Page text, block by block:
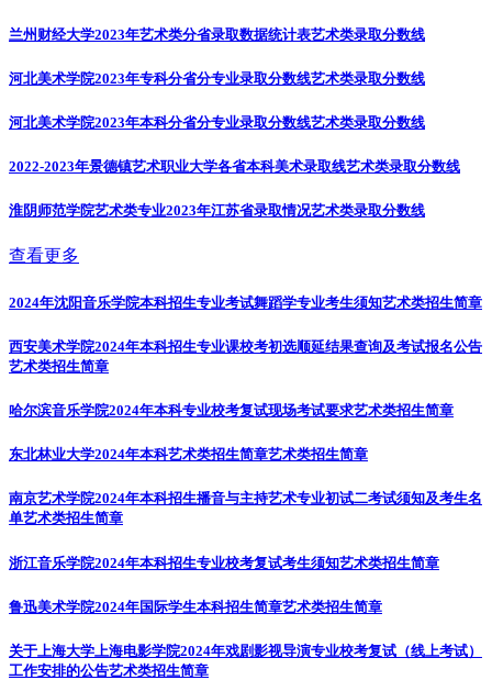
兰州财经大学2023年艺术类分省录取数据统计表艺术类录取分数线
河北美术学院2023年专科分省分专业录取分数线艺术类录取分数线
河北美术学院2023年本科分省分专业录取分数线艺术类录取分数线
2022-2023年景德镇艺术职业大学各省本科美术录取线艺术类录取分数线
淮阴师范学院艺术类专业2023年江苏省录取情况艺术类录取分数线
查看更多
2024年沈阳音乐学院本科招生专业考试舞蹈学专业考生须知艺术类招生简章
西安美术学院2024年本科招生专业课校考初选顺延结果查询及考试报名公告
艺术类招生简章
哈尔滨音乐学院2024年本科专业校考复试现场考试要求艺术类招生简章
东北林业大学2024年本科艺术类招生简章艺术类招生简章
南京艺术学院2024年本科招生播音与主持艺术专业初试二考试须知及考生名
单艺术类招生简章
浙江音乐学院2024年本科招生专业校考复试考生须知艺术类招生简章
鲁迅美术学院2024年国际学生本科招生简章艺术类招生简章
关于上海大学上海电影学院2024年戏剧影视导演专业校考复试（线上考试）
工作安排的公告艺术类招生简章